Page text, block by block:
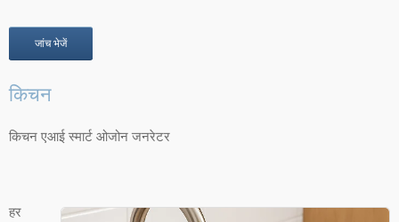
जांच भेजें
किचन
किचन एआई स्मार्ट ओजोन जनरेटर
हर